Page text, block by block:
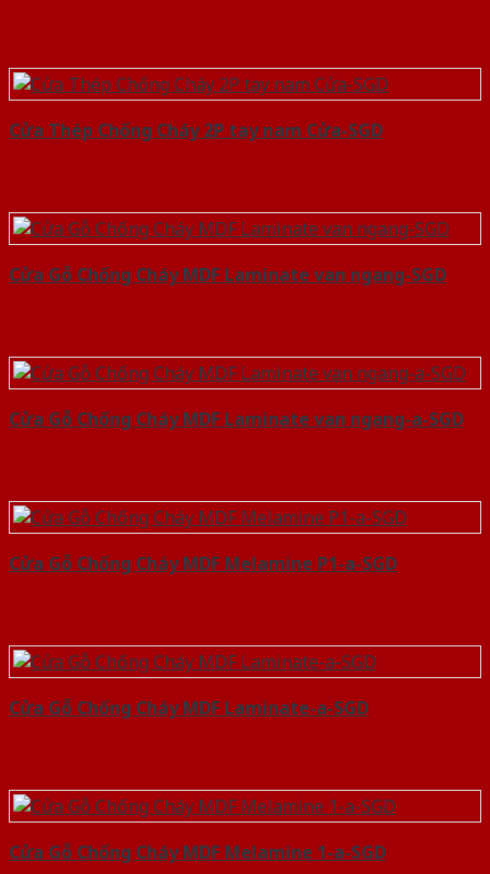
Cửa Thép Chống Cháy 2P tay nam Cửa-SGD
Cửa Gỗ Chống Cháy MDF Laminate van ngang-SGD
Cửa Gỗ Chống Cháy MDF Laminate van ngang-a-SGD
Cửa Gỗ Chống Cháy MDF Melamine P1-a-SGD
Cửa Gỗ Chống Cháy MDF Laminate-a-SGD
Cửa Gỗ Chống Cháy MDF Melamine 1-a-SGD